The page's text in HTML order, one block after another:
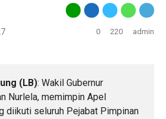
0 220 admin
(LB): Wakil Gubernur
Nurlela, memimpin Apel
diikuti seluruh Pejabat Pimpinan